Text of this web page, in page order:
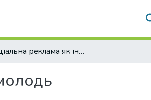
Соціальна реклама як інструмент впливу на молодь